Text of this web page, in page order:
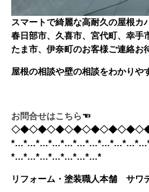
スマートで綺麗な高耐久の屋根カ
春日部市、久喜市、宮代町、幸手
たま市、伊奈町のお客様ご連絡お
屋根の相談や壁の相談をわかりや
お問合せはこちら☜
*…*…*…*…*…*…*…*
リフォーム・塗装職人本舗 サワ